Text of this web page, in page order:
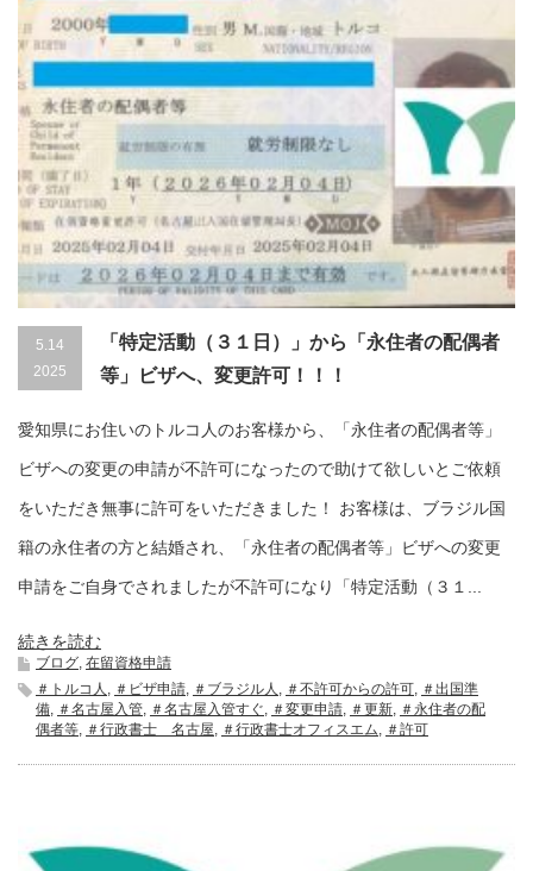
5.14
2025
「特定活動（３１日）」から「永住者の配偶者
等」ビザへ、変更許可！！！
愛知県にお住いのトルコ人のお客様から、「永住者の配偶者等」
ビザへの変更の申請が不許可になったので助けて欲しいとご依頼
をいただき無事に許可をいただきました！ お客様は、ブラジル国
籍の永住者の方と結婚され、「永住者の配偶者等」ビザへの変更
申請をご自身でされましたが不許可になり「特定活動（３１...
続きを読む
ブログ, 在留資格申請
＃トルコ人 , ＃ビザ申請, ＃ブラジル人 , ＃不許可からの許可, ＃出国準
備, ＃名古屋入管, ＃名古屋入管すぐ, ＃変更申請, ＃更新, ＃永住者の配
偶者等, ＃行政書士 名古屋, ＃行政書士オフィスエム, ＃許可